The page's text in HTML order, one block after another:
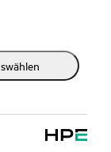
von
laufenden
und
Pass-Thru-
spart